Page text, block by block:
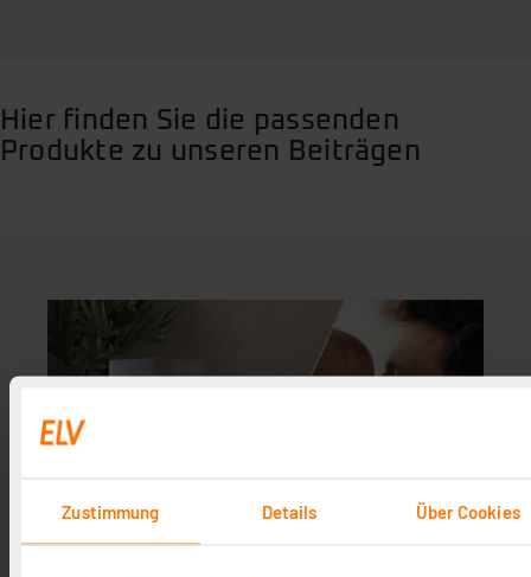
Zustimmung Details Über Cookies
Hier finden Sie die passenden
Produkte zu unseren Beiträgen